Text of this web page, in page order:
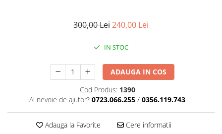
300,00 Lei240,00 Lei
IN STOC
ADAUGA IN COS
Cod Produs: 1390
Ai nevoie de ajutor? 0723.066.255 / 0356.119.743
Adauga la Favorite Cere informatii